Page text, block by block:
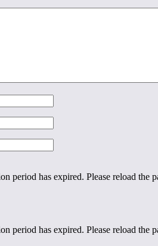
period has expired. Please reload the
period has expired. Please reload the